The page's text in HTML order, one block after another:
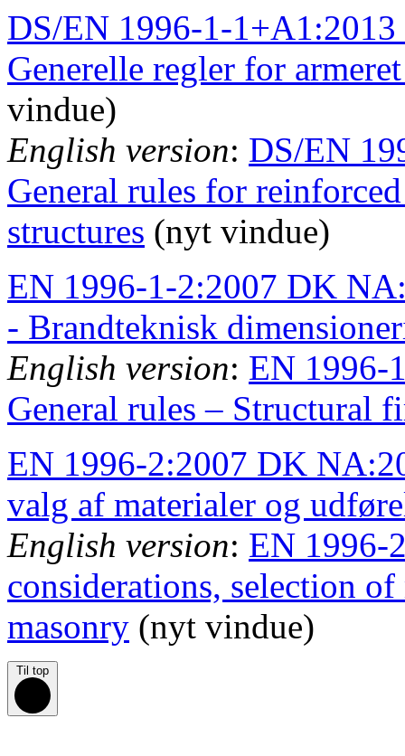
DS/EN 1996-1-
Generelle regler for
vindue)
English version: DS/EN
General rules for
structures (nyt vindue)
EN 1996-1-2:2007 DK
- Brandteknisk
English version: EN 1996-
General rules – Structural
EN 1996-2:2007 DK
valg af materialer og
English version: EN 1996-
considerations, selection
masonry (nyt vindue)
Til top